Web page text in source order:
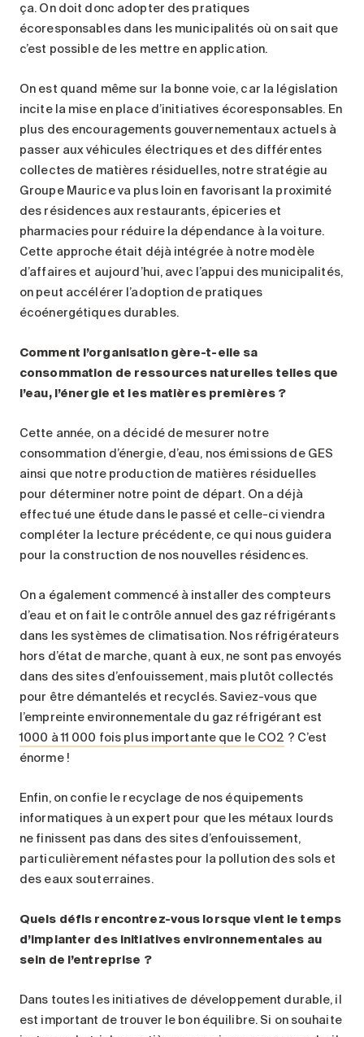
ça. On doit donc adopter des pratiques
écoresponsables dans les municipalités où on sait que
c’est possible de les mettre en application.
On est quand même sur la bonne voie, car la législation
incite la mise en place d’initiatives écoresponsables. En
plus des encouragements gouvernementaux actuels à
passer aux véhicules électriques et des différentes
collectes de matières résiduelles, notre stratégie au
Groupe Maurice va plus loin en favorisant la proximité
des résidences aux restaurants, épiceries et
pharmacies pour réduire la dépendance à la voiture.
Cette approche était déjà intégrée à notre modèle
d’affaires et aujourd’hui, avec l’appui des municipalités,
on peut accélérer l’adoption de pratiques
écoénergétiques durables.
Comment l’organisation gère-t-elle sa
consommation de ressources naturelles telles que
l’eau, l’énergie et les matières premières ?
Cette année, on a décidé de mesurer notre
consommation d’énergie, d’eau, nos émissions de GES
ainsi que notre production de matières résiduelles
pour déterminer notre point de départ. On a déjà
effectué une étude dans le passé et celle-ci viendra
compléter la lecture précédente, ce qui nous guidera
pour la construction de nos nouvelles résidences.
On a également commencé à installer des compteurs
d’eau et on fait le contrôle annuel des gaz réfrigérants
dans les systèmes de climatisation. Nos réfrigérateurs
hors d’état de marche, quant à eux, ne sont pas envoyés
dans des sites d’enfouissement, mais plutôt collectés
pour être démantelés et recyclés. Saviez-vous que
l’empreinte environnementale du gaz réfrigérant est
1000 à 11 000 fois plus importante que le CO2 ? C’est
énorme !
Enfin, on confie le recyclage de nos équipements
informatiques à un expert pour que les métaux lourds
ne finissent pas dans des sites d’enfouissement,
particulièrement néfastes pour la pollution des sols et
des eaux souterraines.
Quels défis rencontrez-vous lorsque vient le temps
d’implanter des initiatives environnementales au
sein de l’entreprise ?
Dans toutes les initiatives de développement durable, il
est important de trouver le bon équilibre. Si on souhaite